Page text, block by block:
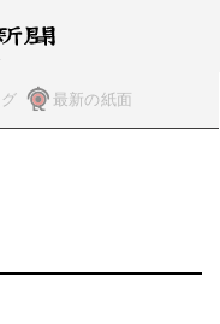
最新の紙面